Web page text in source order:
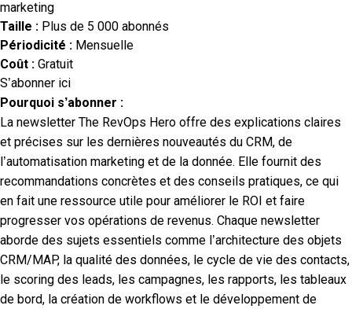
marketing
Taille : Plus de 5 000 abonnés
Périodicité : Mensuelle
Coût : Gratuit
S’abonner ici
Pourquoi s’abonner :
La newsletter The RevOps Hero offre des explications claires
et précises sur les dernières nouveautés du CRM, de
l’automatisation marketing et de la donnée. Elle fournit des
recommandations concrètes et des conseils pratiques, ce qui
en fait une ressource utile pour améliorer le ROI et faire
progresser vos opérations de revenus. Chaque newsletter
aborde des sujets essentiels comme l’architecture des objets
CRM/MAP, la qualité des données, le cycle de vie des contacts,
le scoring des leads, les campagnes, les rapports, les tableaux
de bord, la création de workflows et le développement de